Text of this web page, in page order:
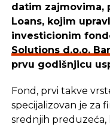
datim zajmovima,
Loans, kojim
investicionim
Solutions d.o.o.
prvu godišnjicu
Fond, prvi takve
specijalizovan je za
srednjih preduzeća,